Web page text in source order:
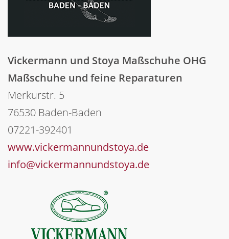
Vickermann und Stoya Maßschuhe OHG
Maßschuhe und feine Reparaturen
Merkurstr. 5
76530 Baden-Baden
07221-392401
www.vickermannundstoya.de
info@vickermannundstoya.de